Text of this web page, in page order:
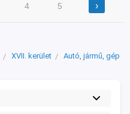
4 5 ›
XVII. kerület
Autó, jármű, gép